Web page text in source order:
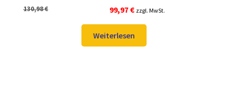
von 5
130,98€
Ursprünglicher
war:
130,98 €
99,97 €Aktueller
ist:
99,97 €.
zzgl. MwSt.
Weiterlesen